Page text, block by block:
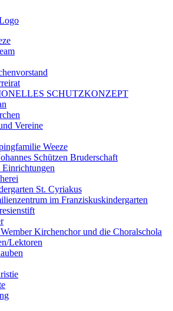
SCHUTZKONZEPT
Vereine
Weeze
Schützen Bruderschaft
St. Cyriakus
im Franziskuskindergarten
Kirchenchor und die Choralschola
Lektoren